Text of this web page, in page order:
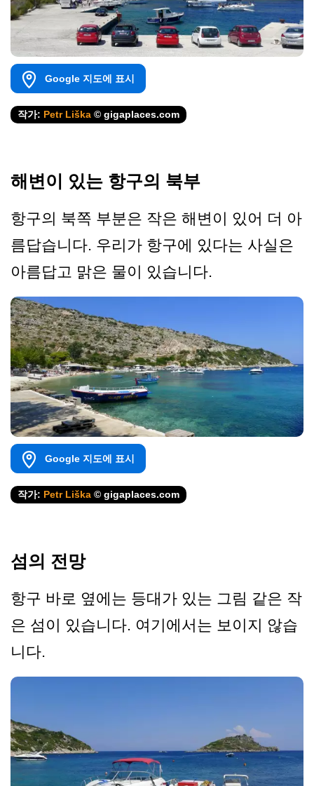
Google 지도에 표시
작가: Petr Liška © gigaplaces.com
해변이 있는 항구의 북부
항구의 북쪽 부분은 작은 해변이 있어 더 아
름답습니다. 우리가 항구에 있다는 사실은
아름답고 맑은 물이 있습니다.
Google 지도에 표시
작가: Petr Liška © gigaplaces.com
섬의 전망
항구 바로 옆에는 등대가 있는 그림 같은 작
은 섬이 있습니다. 여기에서는 보이지 않습
니다.